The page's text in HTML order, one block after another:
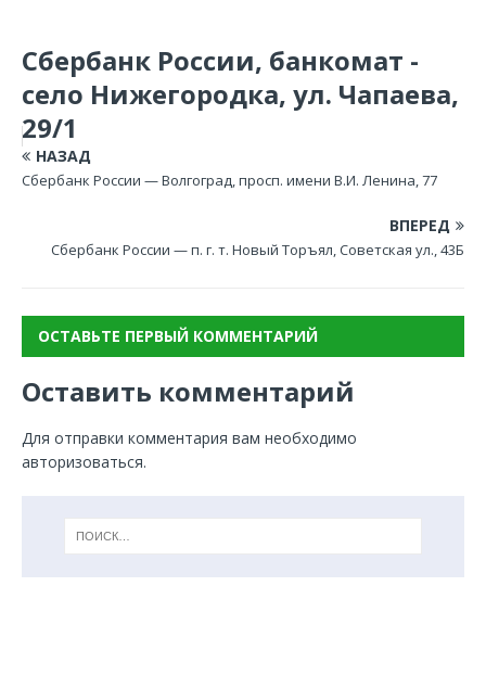
Сбербанк России, банкомат -
село Нижегородка, ул. Чапаева,
29/1
НАЗАД
Сбербанк России — Волгоград, просп. имени В.И. Ленина, 77
ВПЕРЕД
Сбербанк России — п. г. т. Новый Торъял, Советская ул., 43Б
ОСТАВЬТЕ ПЕРВЫЙ КОММЕНТАРИЙ
Оставить комментарий
Для отправки комментария вам необходимо
авторизоваться.